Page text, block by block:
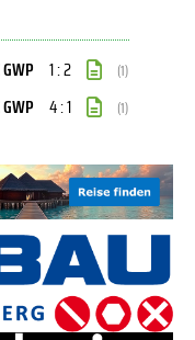
GWP 1 : 2 (1)
GWP 4 : 1 (1)